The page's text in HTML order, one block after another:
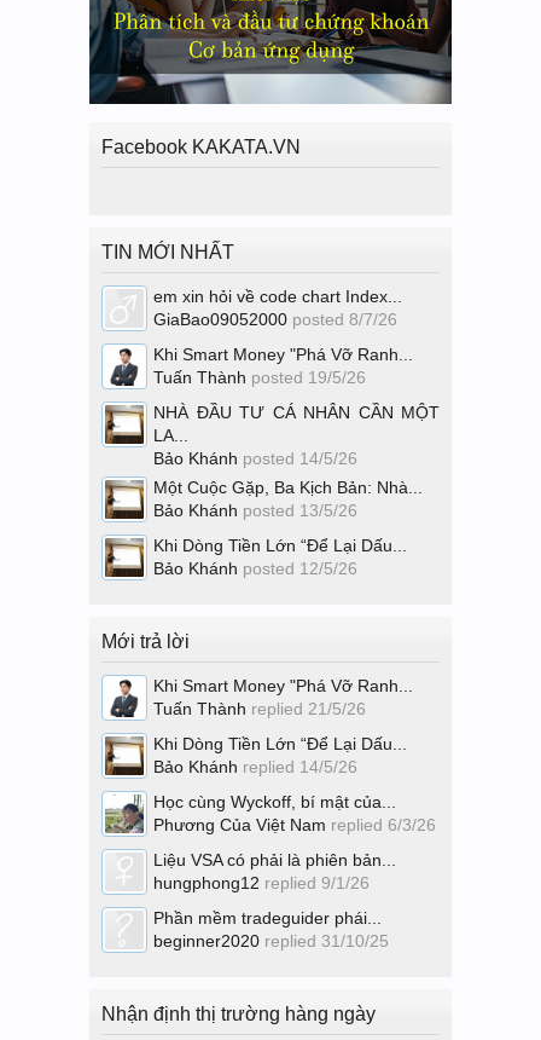
Facebook KAKATA.VN
TIN MỚI NHẤT
em xin hỏi về code chart Index...
GiaBao09052000 posted 8/7/26
Khi Smart Money "Phá Vỡ Ranh...
Tuấn Thành posted 19/5/26
NHÀ ĐẦU TƯ CÁ NHÂN CẦN MỘT
LA...
Bảo Khánh posted 14/5/26
Một Cuộc Gặp, Ba Kịch Bản: Nhà...
Bảo Khánh posted 13/5/26
Khi Dòng Tiền Lớn “Để Lại Dấu...
Bảo Khánh posted 12/5/26
Mới trả lời
Khi Smart Money "Phá Vỡ Ranh...
Tuấn Thành replied 21/5/26
Khi Dòng Tiền Lớn “Để Lại Dấu...
Bảo Khánh replied 14/5/26
Học cùng Wyckoff, bí mật của...
Phương Của Việt Nam replied 6/3/26
Liệu VSA có phải là phiên bản...
hungphong12 replied 9/1/26
Phần mềm tradeguider phái...
beginner2020 replied 31/10/25
Nhận định thị trường hàng ngày